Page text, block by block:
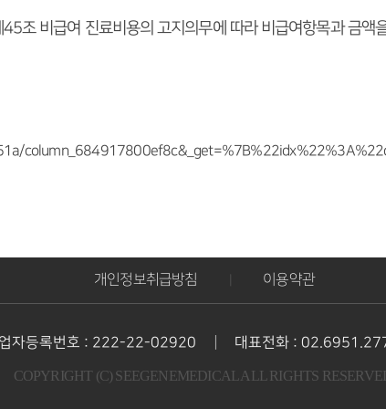
조 비급여 진료비용의 고지의무에 따라 비급여항목과 금액
개인정보취급방침 이용약관
자등록번호 : 222-22-02920 대표전화 :
COPYRIGHT (C) SEEGENEMEDICAL ALL RIGHTS